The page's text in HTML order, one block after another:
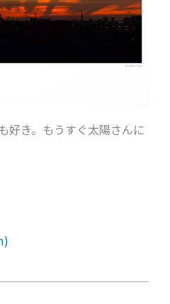
好き。もうすぐ太陽さんに